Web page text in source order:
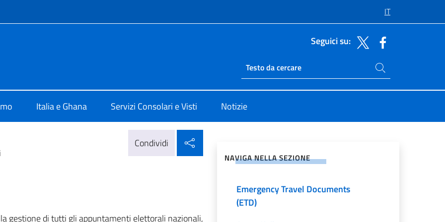
IT
Seguici su:
Ricerca sito live
Cerca nel sito
Italia e Ghana Servizi Consolari e Visti Notizie
Condividi
gestione di tutti gli appuntamenti elettorali nazionali,
NAVIGA NELLA SEZIONE
Passaporti e carte di identità
Albo Consolare e altri servizi
Emergency Travel Documents
(ETD)